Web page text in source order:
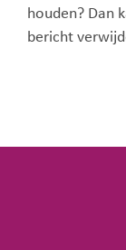
houden? Dan
bericht